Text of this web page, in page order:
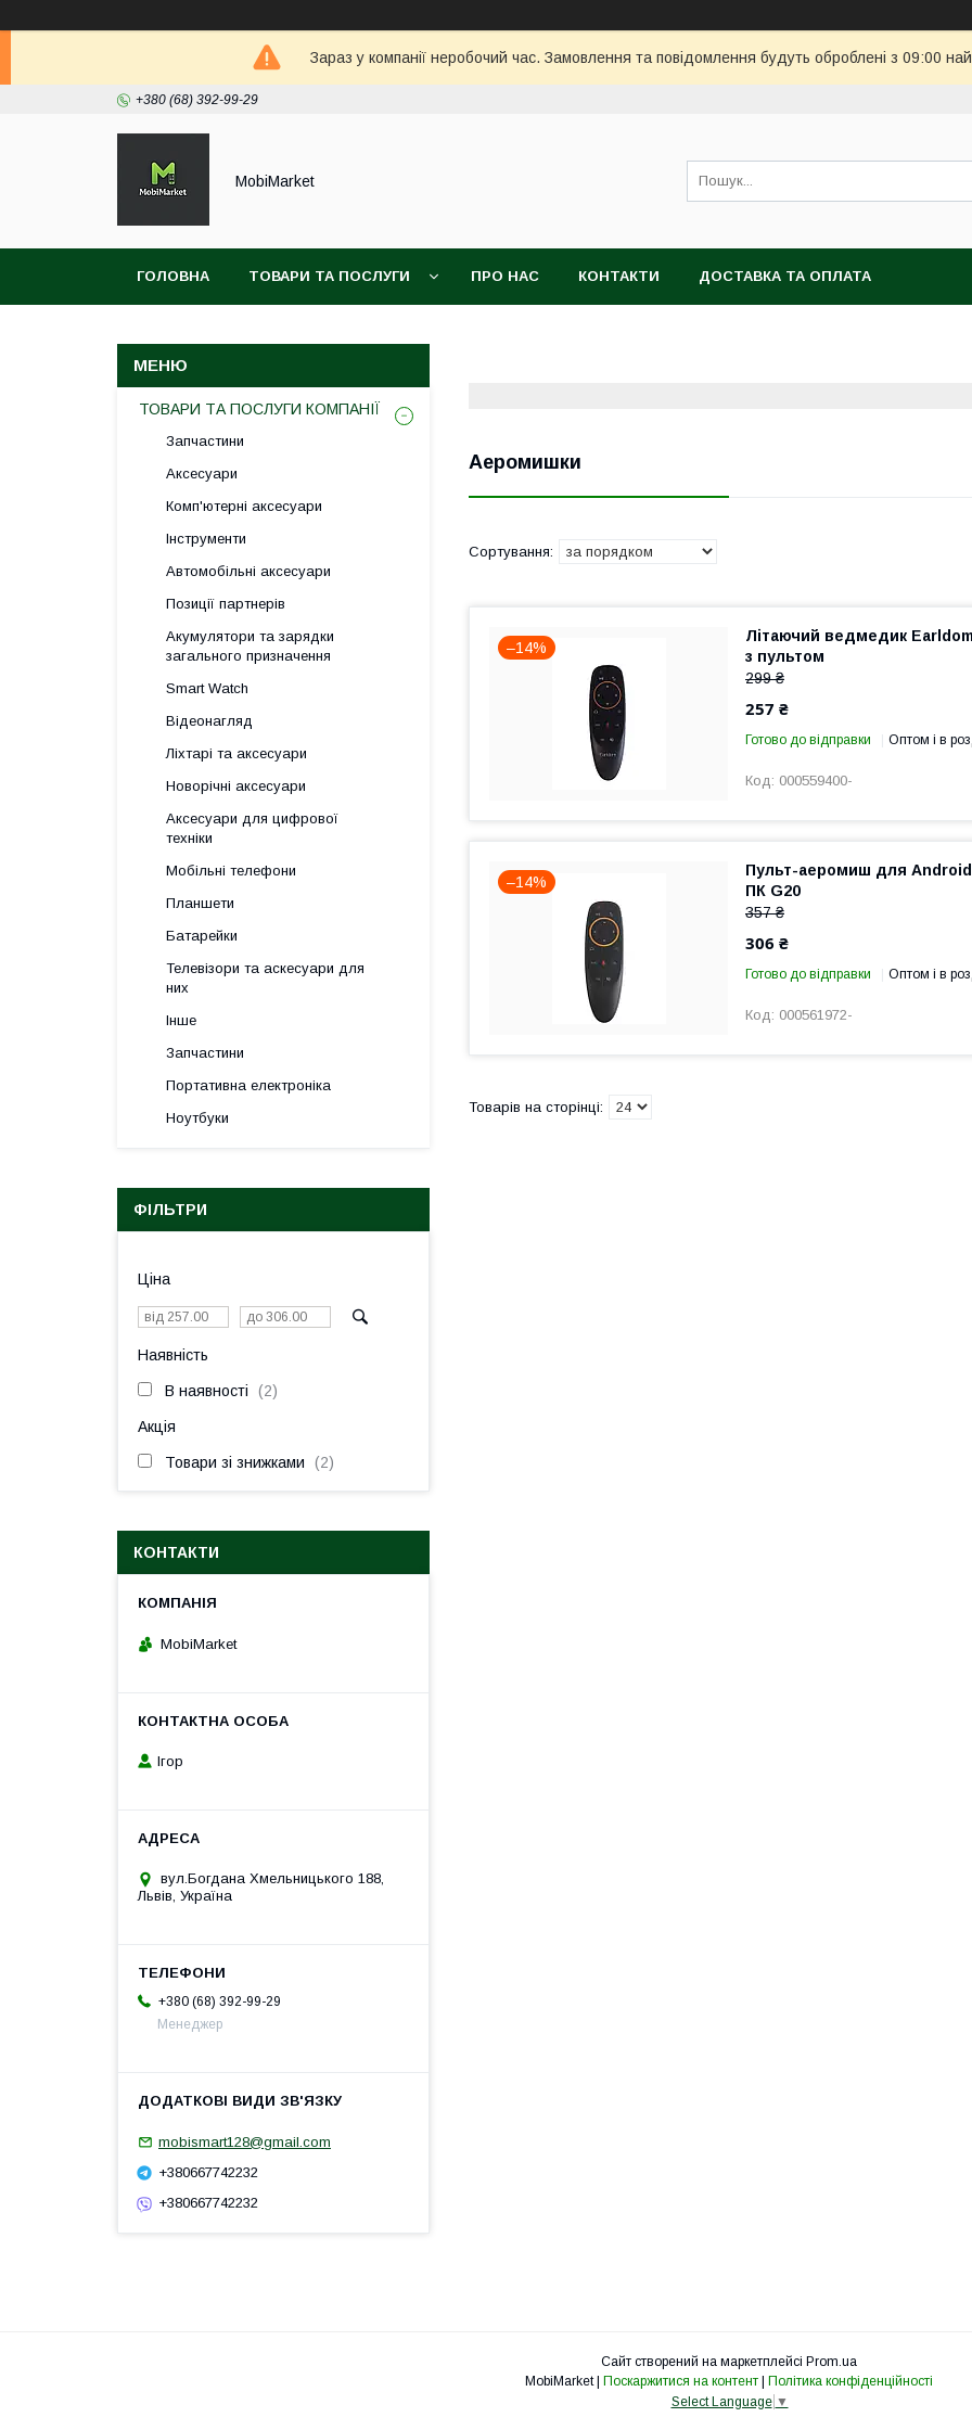
Зараз у компанії неробочий час. Замовлення та повідомлення будуть оброблені з 09:00
+380 (68) 392-99-29
MobiMarket
ГОЛОВНА ТОВАРИ ТА ПОСЛУГИ ПРО НАС КОНТАКТИ ДОСТАВКА ТА ОПЛАТА
Аеромишки
–14%
Літаючий ведмедик
з пультом
299 ₴
257 ₴
Готово до відправки Оптом і в
000559400-
–14%
Пульт-аеромиш для
ПК G20
357 ₴
306 ₴
Готово до відправки Оптом і в
000561972-
ТОВАРИ ТА ПОСЛУГИ КОМПАНІЇ
Запчастини
Аксесуари
Комп'ютерні аксесуари
Інструменти
Автомобільні аксесуари
Позиції партнерів
Акумулятори та зарядки
загального призначення
Smart Watch
Відеонагляд
Ліхтарі та аксесуари
Новорічні аксесуари
Аксесуари для цифрової
техніки
Мобільні телефони
Планшети
Батарейки
Телевізори та аскесуари для
них
Інше
Запчастини
Портативна електроніка
Ноутбуки
ФІЛЬТРИ
Ціна
Наявність
В наявності 2
Акція
Товари зі знижками 2
КОНТАКТИ
MobiMarket
Ігор
вул.Богдана Хмельницького 188,
Львів, Україна
+380 (68) 392-99-29
Менеджер
mobismart128@gmail.com
+380667742232
+380667742232
Сайт створений на маркетплейсі Prom.ua
MobiMarket | Поскаржитися на контент | Політика конфіденційності
Select Language ▼